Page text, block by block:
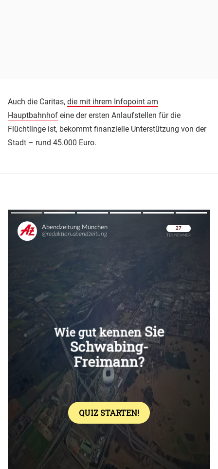
Auch die Caritas, die mit ihrem Infopoint am
Hauptbahnhof eine der ersten Anlaufstellen für die
Flüchtlinge ist, bekommt finanzielle Unterstützung von der
Stadt – rund 45.000 Euro.
Überspringen
Überspringen